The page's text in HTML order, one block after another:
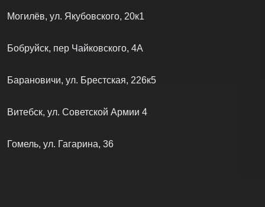
Могилёв, ул. Якубовского, 20к1
Бобруйск, пер Чайковского, 4А
Барановичи, ул. Брестская, 226к5
Витебск, ул. Советской Армии 4
Гомель, ул. Гагарина, 36